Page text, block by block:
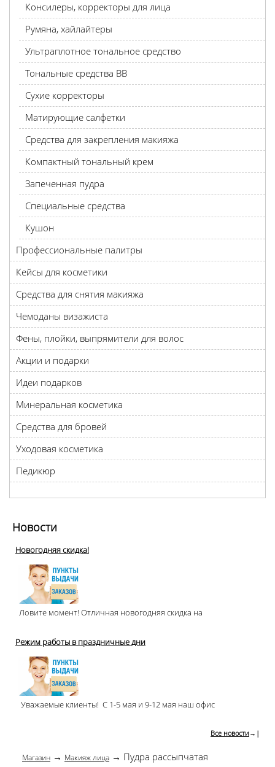
Консилеры, корректоры для лица
Румяна, хайлайтеры
Ультраплотное тональное средство
Тональные средства BB
Сухие корректоры
Матирующие салфетки
Средства для закрепления макияжа
Компактный тональный крем
Запеченная пудра
Специальные средства
Кушон
Профессиональные палитры
Кейсы для косметики
Средства для снятия макияжа
Чемоданы визажиста
Фены, плойки, выпрямители для волос
Акции и подарки
Идеи подарков
Минеральная косметика
Средства для бровей
Уходовая косметика
Педикюр
Новости
Новогодняя скидка!
Ловите момент! Отличная новогодняя скидка на
Режим работы в праздничные дни
Уважаемые клиенты! С 1-5 мая и 9-12 мая наш офис
Все новости →|
Магазин → Макияж лица → Пудра рассыпчатая